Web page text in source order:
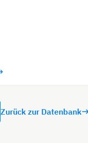
Zurück zur Datenbank